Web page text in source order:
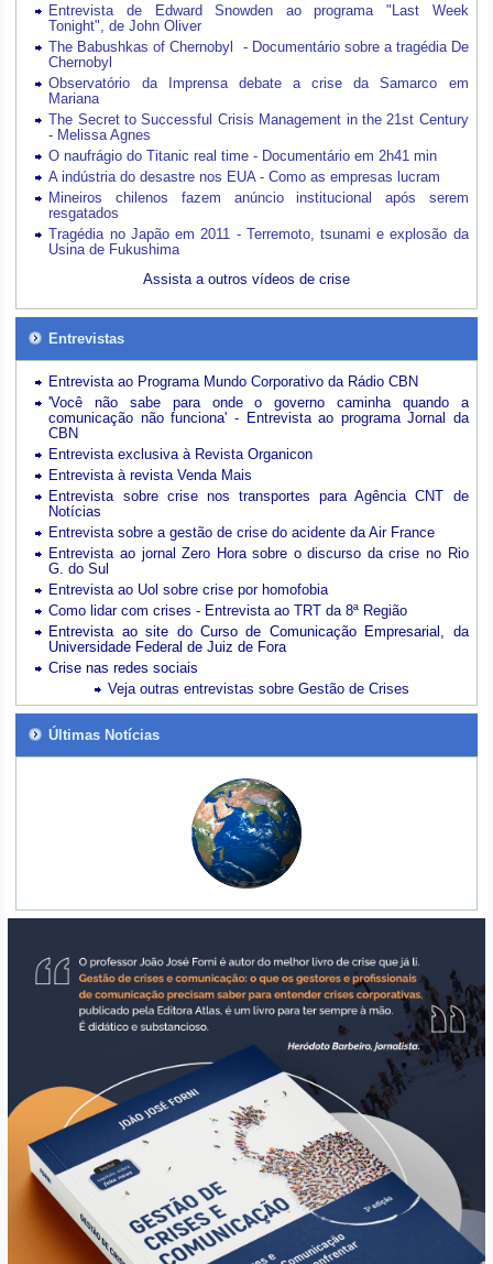
Entrevista de Edward Snowden ao programa "Last Week
Tonight", de John Oliver
The Babushkas of Chernobyl - Documentário sobre a tragédia De
Chernobyl
Observatório da Imprensa debate a crise da Samarco em
Mariana
The Secret to Successful Crisis Management in the 21st Century
- Melissa Agnes
O naufrágio do Titanic real time - Documentário em 2h41 min
A indústria do desastre nos EUA - Como as empresas lucram
Mineiros chilenos fazem anúncio institucional após serem
resgatados
Tragédia no Japão em 2011 - Terremoto, tsunami e explosão da
Usina de Fukushima
Assista a outros vídeos de crise
Entrevistas
Entrevista ao Programa Mundo Corporativo da Rádio CBN
'Você não sabe para onde o governo caminha quando a
comunicação não funciona' - Entrevista ao programa Jornal da
CBN
Entrevista exclusiva à Revista Organicon
Entrevista à revista Venda Mais
Entrevista sobre crise nos transportes para Agência CNT de
Notícias
Entrevista sobre a gestão de crise do acidente da Air France
Entrevista ao jornal Zero Hora sobre o discurso da crise no Rio
G. do Sul
Entrevista ao Uol sobre crise por homofobia
Como lidar com crises - Entrevista ao TRT da 8ª Região
Entrevista ao site do Curso de Comunicação Empresarial, da
Universidade Federal de Juiz de Fora
Crise nas redes sociais
Veja outras entrevistas sobre Gestão de Crises
Últimas Notícias